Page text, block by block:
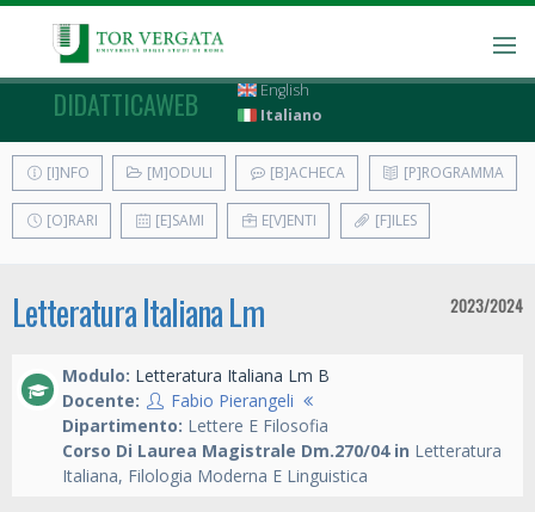
DIDATTICAWEB
English
Italiano
[I]NFO [M]ODULI [B]ACHECA [P]ROGRAMMA
[O]RARI [E]SAMI E[V]ENTI [F]ILES
Letteratura Italiana Lm 2023/2024
Modulo: Letteratura Italiana Lm B
Docente:
Fabio Pierangeli
Dipartimento: Lettere E Filosofia
Corso Di Laurea Magistrale Dm.270/04 in Letteratura
Italiana, Filologia Moderna E Linguistica